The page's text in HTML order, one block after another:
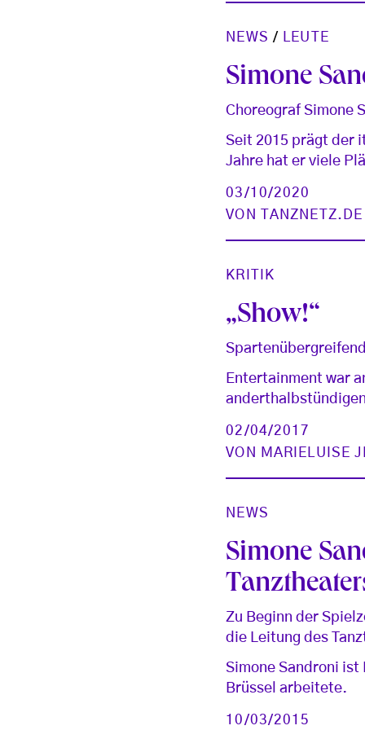
NEWS / LEUTE
Simone
Choreograf Simone
Seit 2015 prägt der
Jahre hat er viele
03/10/2020
VON
KRITIK
„Show!“
Entertainment war
02/04/2017
VON
MARIELUISE
NEWS
Simone
Zu Beginn der
die Leitung des
Simone Sandroni ist
Brüssel arbeitete.
10/03/2015